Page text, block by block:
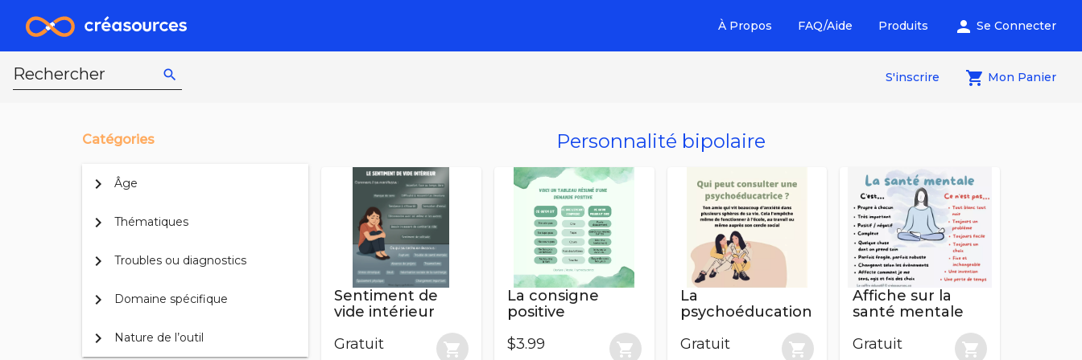
À Propos FAQ/Aide Produits person Se Connecter
Rechercher search S'inscrire local_grocery_store Mon Panier
Catégories
chevron_right Âge
chevron_right Thématiques
chevron_right Troubles ou diagnostics
chevron_right Domaine spécifique
chevron_right Nature de l’outil
Personnalité bipolaire
Sentiment de
vide intérieur
Gratuit
shopping_cart
La consigne
positive
$3.99
shopping_cart
La
psychoéducation
Gratuit
shopping_cart
Affiche sur la
santé mentale
Gratuit
shopping_cart